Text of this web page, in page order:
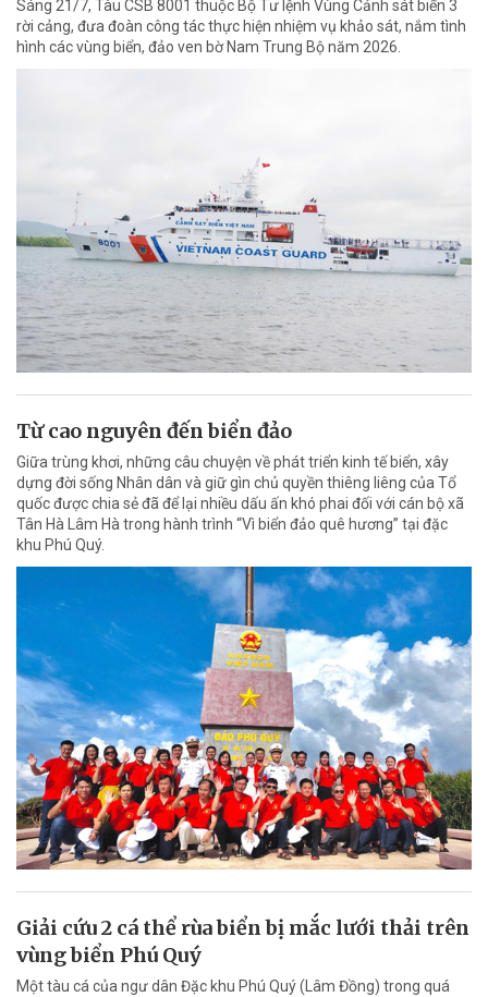
Sáng 21/7, Tàu CSB 8001 thuộc Bộ Tư lệnh Vùng Cảnh sát biển 3
rời cảng, đưa đoàn công tác thực hiện nhiệm vụ khảo sát, nắm tình
hình các vùng biển, đảo ven bờ Nam Trung Bộ năm 2026.
Từ cao nguyên đến biển đảo
Giữa trùng khơi, những câu chuyện về phát triển kinh tế biển, xây
dựng đời sống Nhân dân và giữ gìn chủ quyền thiêng liêng của Tổ
quốc được chia sẻ đã để lại nhiều dấu ấn khó phai đối với cán bộ xã
Tân Hà Lâm Hà trong hành trình “Vì biển đảo quê hương” tại đặc
khu Phú Quý.
Giải cứu 2 cá thể rùa biển bị mắc lưới thải trên
vùng biển Phú Quý
Một tàu cá của ngư dân Đặc khu Phú Quý (Lâm Đồng) trong quá